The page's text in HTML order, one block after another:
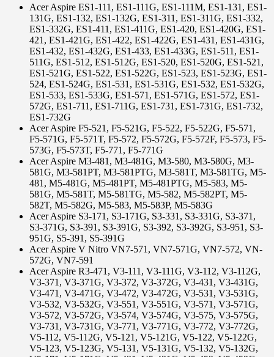
Acer Aspire ES1-111, ES1-111G, ES1-111M, ES1-131, ES1-
131G, ES1-132, ES1-132G, ES1-311, ES1-311G, ES1-332,
ES1-332G, ES1-411, ES1-411G, ES1-420, ES1-420G, ES1-
421, ES1-421G, ES1-422, ES1-422G, ES1-431, ES1-431G,
ES1-432, ES1-432G, ES1-433, ES1-433G, ES1-511, ES1-
511G, ES1-512, ES1-512G, ES1-520, ES1-520G, ES1-521,
ES1-521G, ES1-522, ES1-522G, ES1-523, ES1-523G, ES1-
524, ES1-524G, ES1-531, ES1-531G, ES1-532, ES1-532G,
ES1-533, ES1-533G, ES1-571, ES1-571G, ES1-572, ES1-
572G, ES1-711, ES1-711G, ES1-731, ES1-731G, ES1-732,
ES1-732G
Acer Aspire F5-521, F5-521G, F5-522, F5-522G, F5-571,
F5-571G, F5-571T, F5-572, F5-572G, F5-572F, F5-573, F5-
573G, F5-573T, F5-771, F5-771G
Acer Aspire M3-481, M3-481G, M3-580, M3-580G, M3-
581G, M3-581PT, M3-581PTG, M3-581T, M3-581TG, M5-
481, M5-481G, M5-481PT, M5-481PTG, M5-583, M5-
581G, M5-581T, M5-581TG, M5-582, M5-582PT, M5-
582T, M5-582G, M5-583, M5-583P, M5-583G
Acer Aspire S3-171, S3-171G, S3-331, S3-331G, S3-371,
S3-371G, S3-391, S3-391G, S3-392, S3-392G, S3-951, S3-
951G, S5-391, S5-391G
Acer Aspire V Nitro VN7-571, VN7-571G, VN7-572, VN-
572G, VN7-591
Acer Aspire R3-471, V3-111, V3-111G, V3-112, V3-112G,
V3-371, V3-371G, V3-372, V3-372G, V3-431, V3-431G,
V3-471, V3-471G, V3-472, V3-472G, V3-531, V3-531G,
V3-532, V3-532G, V3-551, V3-551G, V3-571, V3-571G,
V3-572, V3-572G, V3-574, V3-574G, V3-575, V3-575G,
V3-731, V3-731G, V3-771, V3-771G, V3-772, V3-772G,
V5-112, V5-112G, V5-121, V5-121G, V5-122, V5-122G,
V5-123, V5-123G, V5-131, V5-131G, V5-132, V5-132G,